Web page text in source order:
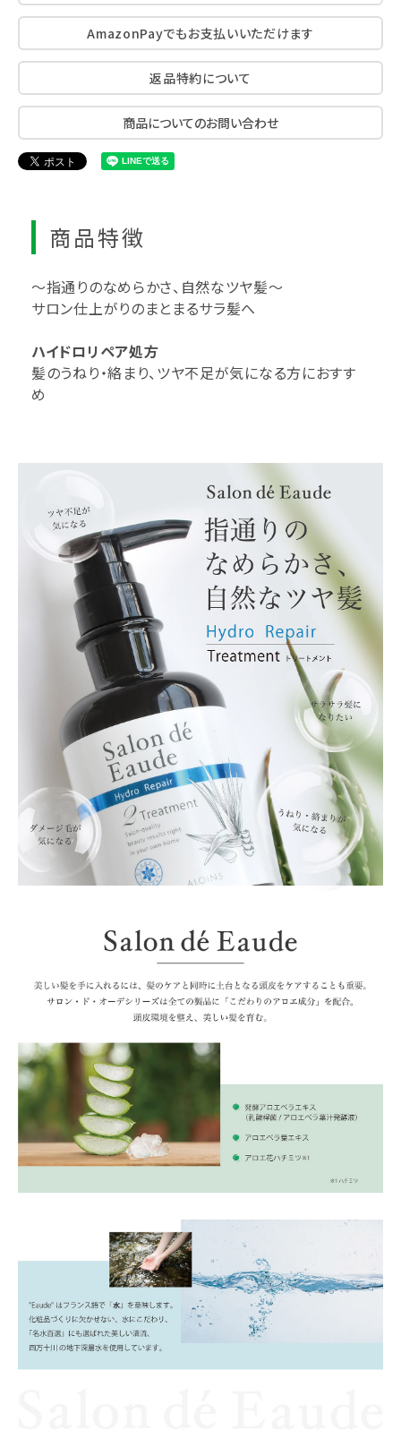
AmazonPayでもお支払いいただけます
返品特約について
商品についてのお問い合わせ
商品特徴
～指通りのなめらかさ、自然なツヤ髪～
サロン仕上がりのまとまるサラ髪へ
ハイドロリペア処方
髪のうねり・絡まり、ツヤ不足が気になる方におすす
め